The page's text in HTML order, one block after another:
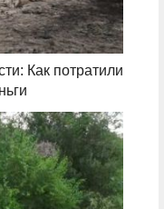
Как потратили